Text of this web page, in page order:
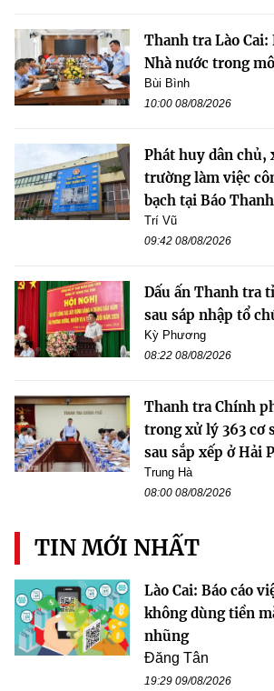
Thanh tra Lào Cai:
Nhà nước trong
Bùi Bình
10:00 08/08/2026
Phát huy dân chủ,
trường làm việc
bạch tại Báo
Trí Vũ
09:42 08/08/2026
Dấu ấn Thanh tra
sau sáp nhập tổ
Kỳ Phương
08:22 08/08/2026
Thanh tra Chính
trong xử lý 363 cơ
sau sắp xếp ở Hải
Trung Hà
08:00 08/08/2026
TIN MỚI NHẤT
Lào Cai: Báo cáo
không dùng tiền
nhũng
Đăng Tân
19:29 09/08/2026